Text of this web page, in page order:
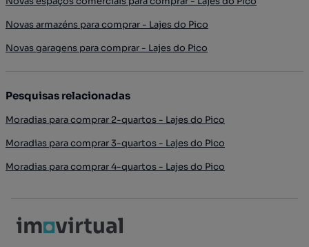
Novas armazéns para comprar - Lajes do Pico
Novas garagens para comprar - Lajes do Pico
Pesquisas relacionadas
Moradias para comprar 2-quartos - Lajes do Pico
Moradias para comprar 3-quartos - Lajes do Pico
Moradias para comprar 4-quartos - Lajes do Pico